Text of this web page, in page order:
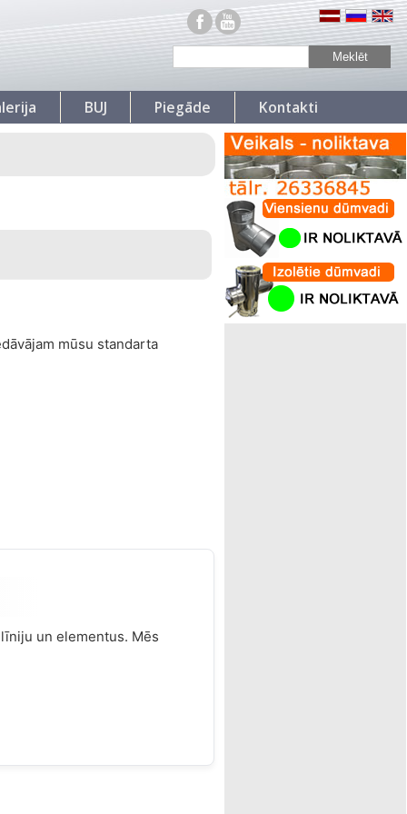
Kontakti
Piegāde
BUJ
mūsu standarta
un elementus. Mēs